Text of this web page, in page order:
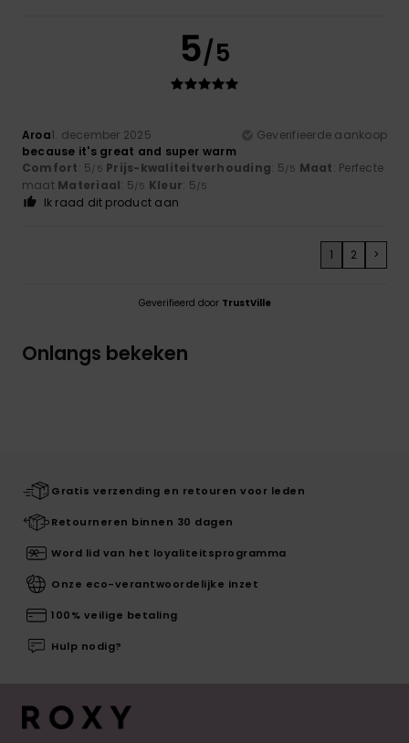
5/5
Aroa1. december 2025
Geverifieerde aankoop
because it's great and super warm
Comfort: 5/5 Prijs-kwaliteitverhouding: 5/5 Maat: Perfecte
maat Materiaal: 5/5 Kleur: 5/5
Ik raad dit product aan
1 2 >
Geverifieerd door TrustVille
Onlangs bekeken
Gratis verzending en retouren voor leden
Retourneren binnen 30 dagen
Word lid van het loyaliteitsprogramma
Onze eco-verantwoordelijke inzet
100% veilige betaling
Hulp nodig?